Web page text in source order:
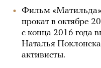
Фильм «Матильда»
прокат в октябре
с конца 2016 года
Наталья
активисты.